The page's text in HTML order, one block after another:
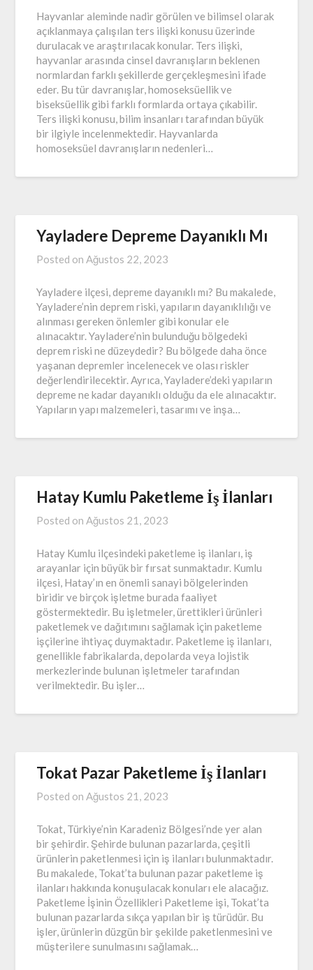
Hayvanlar aleminde nadir görülen ve bilimsel olarak
açıklanmaya çalışılan ters ilişki konusu üzerinde
durulacak ve araştırılacak konular. Ters ilişki,
hayvanlar arasında cinsel davranışların beklenen
normlardan farklı şekillerde gerçekleşmesini ifade
eder. Bu tür davranışlar, homoseksüellik ve
biseksüellik gibi farklı formlarda ortaya çıkabilir.
Ters ilişki konusu, bilim insanları tarafından büyük
bir ilgiyle incelenmektedir. Hayvanlarda
homoseksüel davranışların nedenleri…
Yayladere Depreme Dayanıklı Mı
Posted onAğustos 22, 2023
Yayladere ilçesi, depreme dayanıklı mı? Bu makalede,
Yayladere’nin deprem riski, yapıların dayanıklılığı ve
alınması gereken önlemler gibi konular ele
alınacaktır. Yayladere’nin bulunduğu bölgedeki
deprem riski ne düzeydedir? Bu bölgede daha önce
yaşanan depremler incelenecek ve olası riskler
değerlendirilecektir. Ayrıca, Yayladere’deki yapıların
depreme ne kadar dayanıklı olduğu da ele alınacaktır.
Yapıların yapı malzemeleri, tasarımı ve inşa…
Hatay Kumlu Paketleme İş İlanları
Posted onAğustos 21, 2023
Hatay Kumlu ilçesindeki paketleme iş ilanları, iş
arayanlar için büyük bir fırsat sunmaktadır. Kumlu
ilçesi, Hatay’ın en önemli sanayi bölgelerinden
biridir ve birçok işletme burada faaliyet
göstermektedir. Bu işletmeler, ürettikleri ürünleri
paketlemek ve dağıtımını sağlamak için paketleme
işçilerine ihtiyaç duymaktadır. Paketleme iş ilanları,
genellikle fabrikalarda, depolarda veya lojistik
merkezlerinde bulunan işletmeler tarafından
verilmektedir. Bu işler…
Tokat Pazar Paketleme İş İlanları
Posted onAğustos 21, 2023
Tokat, Türkiye’nin Karadeniz Bölgesi’nde yer alan
bir şehirdir. Şehirde bulunan pazarlarda, çeşitli
ürünlerin paketlenmesi için iş ilanları bulunmaktadır.
Bu makalede, Tokat’ta bulunan pazar paketleme iş
ilanları hakkında konuşulacak konuları ele alacağız.
Paketleme İşinin Özellikleri Paketleme işi, Tokat’ta
bulunan pazarlarda sıkça yapılan bir iş türüdür. Bu
işler, ürünlerin düzgün bir şekilde paketlenmesini ve
müşterilere sunulmasını sağlamak…